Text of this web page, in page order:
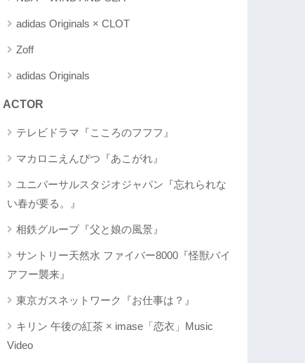
adidas Originals × CLOT
Zoff
adidas Originals
ACTOR
テレビドラマ『こころのフフフ』
マカロニえんぴつ『あこがれ』
ユニバーサルスタジオジャパン『忘れられな
い春が要る。』
相鉄グループ『父と娘の風景』
サントリー天然水 ファイバー8000『怪獣バイ
アフー襲来』
東京ガスネットワーク『お仕事は？』
キリン 午後の紅茶 × imase「恋衣」Music
Video